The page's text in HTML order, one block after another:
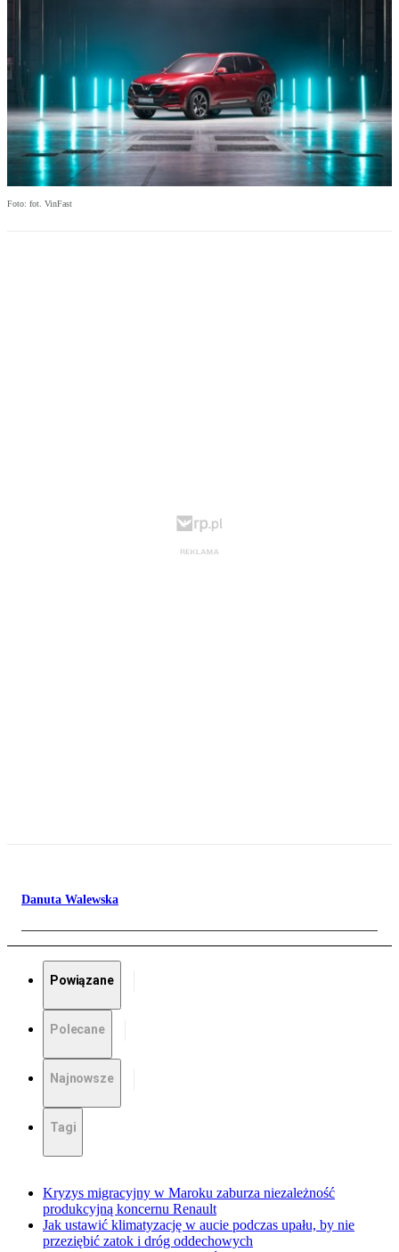
Foto: fot. VinFast
Danuta Walewska
Powiązane
Polecane
Najnowsze
Tagi
Kryzys migracyjny w Maroku zaburza niezależność
produkcyjną koncernu Renault
Jak ustawić klimatyzację w aucie podczas upału, by nie
przeziębić zatok i dróg oddechowych